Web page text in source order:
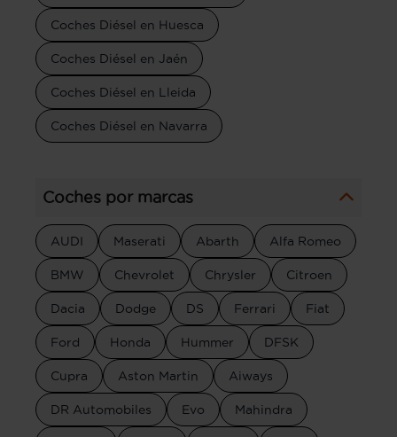
Coches Diésel en Huesca
Coches Diésel en Jaén
Coches Diésel en Lleida
Coches Diésel en Navarra
Coches por marcas
AUDI Maserati Abarth Alfa Romeo
BMW Chevrolet Chrysler Citroen
Dacia Dodge DS Ferrari Fiat
Ford Honda Hummer DFSK
Cupra Aston Martin Aiways
DR Automobiles Evo Mahindra